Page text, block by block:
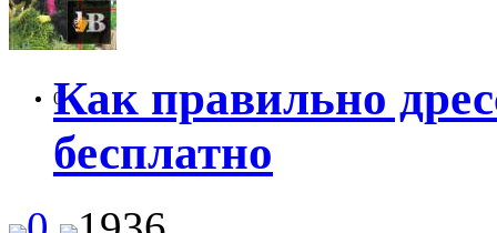
0
Как правильно
бесплатно